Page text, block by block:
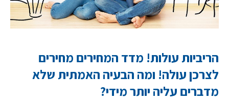
הריביות עולות! מדד המחירים מחירים
לצרכן עולה! ומה הבעיה האמתית שלא
מדברים עליה יותר מידי?